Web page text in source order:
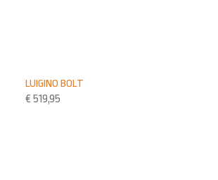
LUIGINO BOLT
€ 519,95